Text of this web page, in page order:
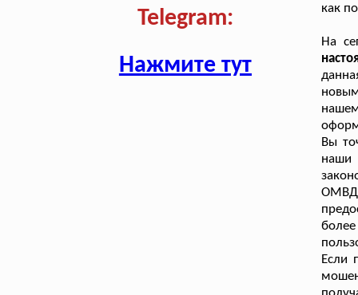
Telegram:
Нажмите тут
как
На
Вы
наши
ОМВД
Если